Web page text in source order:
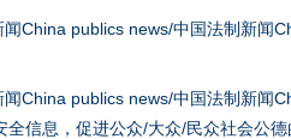
China publics news/中国法制新闻
China publics news/中国法制新闻
信息，促进公众/大众/民众社会公